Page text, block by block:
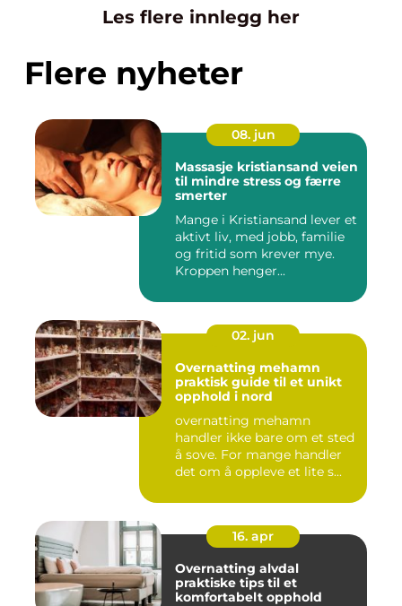
Les flere innlegg her
Flere nyheter
08. jun
Massasje kristiansand veien
til mindre stress og færre
smerter
Mange i Kristiansand lever et
aktivt liv, med jobb, familie
og fritid som krever mye.
Kroppen henger...
02. jun
Overnatting mehamn
praktisk guide til et unikt
opphold i nord
overnatting mehamn
handler ikke bare om et sted
å sove. For mange handler
det om å oppleve et lite s...
16. apr
Overnatting alvdal
praktiske tips til et
komfortabelt opphold